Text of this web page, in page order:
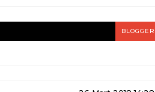
BLOGGER